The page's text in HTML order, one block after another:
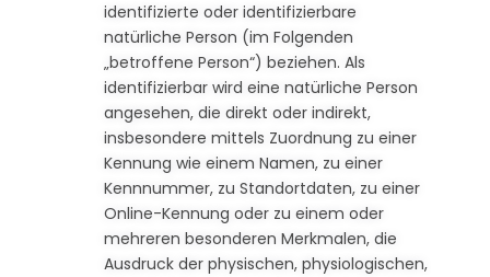
identifizierte oder identifizierbare
natürliche Person (im Folgenden
„betroffene Person“) beziehen. Als
identifizierbar wird eine natürliche Person
angesehen, die direkt oder indirekt,
insbesondere mittels Zuordnung zu einer
Kennung wie einem Namen, zu einer
Kennnummer, zu Standortdaten, zu einer
Online-Kennung oder zu einem oder
mehreren besonderen Merkmalen, die
Ausdruck der physischen, physiologischen,